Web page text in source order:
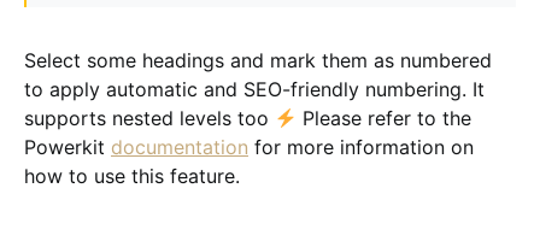
Select some headings and mark them as numbered
to apply automatic and SEO-friendly numbering. It
supports nested levels too
Please refer to the
Powerkit documentation for more information on
how to use this feature.